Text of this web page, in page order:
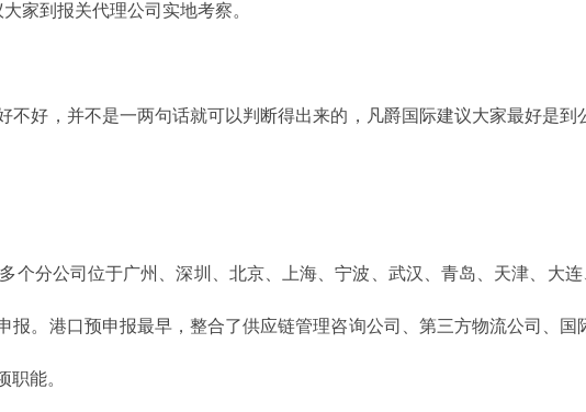
到报关代理公司实地考察。
好，并不是一两句话就可以判断得出来的，凡爵国际建议大家最好是到
分公司位于广州、深圳、北京、上海、宁波、武汉、青岛、天津、大连
报。港口预申报最早，整合了供应链管理咨询公司、第三方物流公司、国
能。